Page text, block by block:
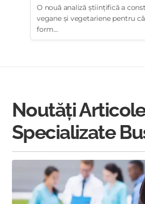
O nouă analiză științifică a
vegane și vegetariene pentru
form...
Noutăți
Specializate